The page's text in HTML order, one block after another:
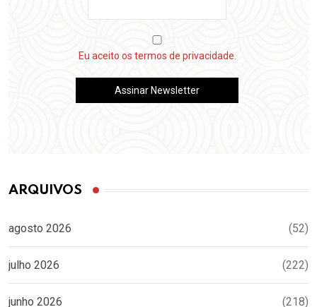
Eu aceito os termos de privacidade.
ARQUIVOS
agosto 2026 (52)
julho 2026 (222)
junho 2026 (218)